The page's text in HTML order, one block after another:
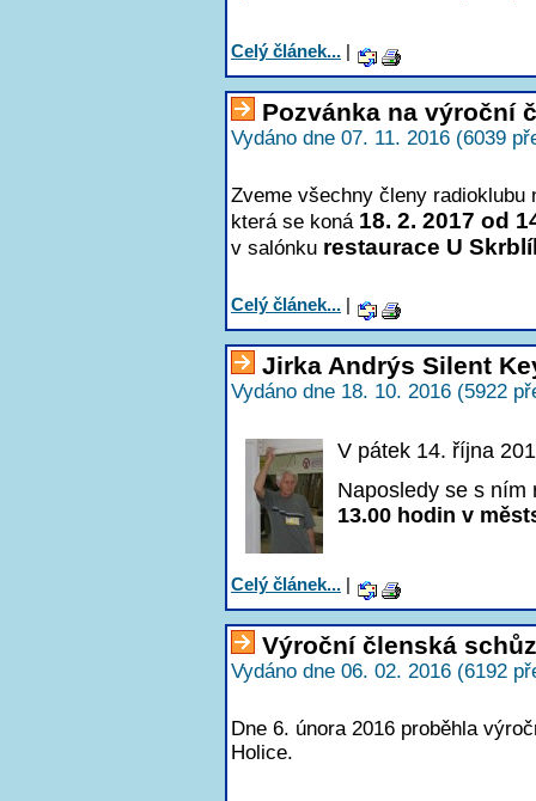
Celý článek... |
Pozvánka na výroční
Vydáno dne 07. 11. 2016 (6039
Zveme všechny členy
která se koná 18. 2. 2017 od
v salónku restaurace U
Celý článek... |
Jirka Andrýs Silent
Vydáno dne 18. 10. 2016 (5922
V pátek 14. října
Naposledy se s
13.00 hodin v
Celý článek... |
Výroční členská
Vydáno dne 06. 02. 2016 (6192
Dne 6. února 2016 proběhla
Holice.